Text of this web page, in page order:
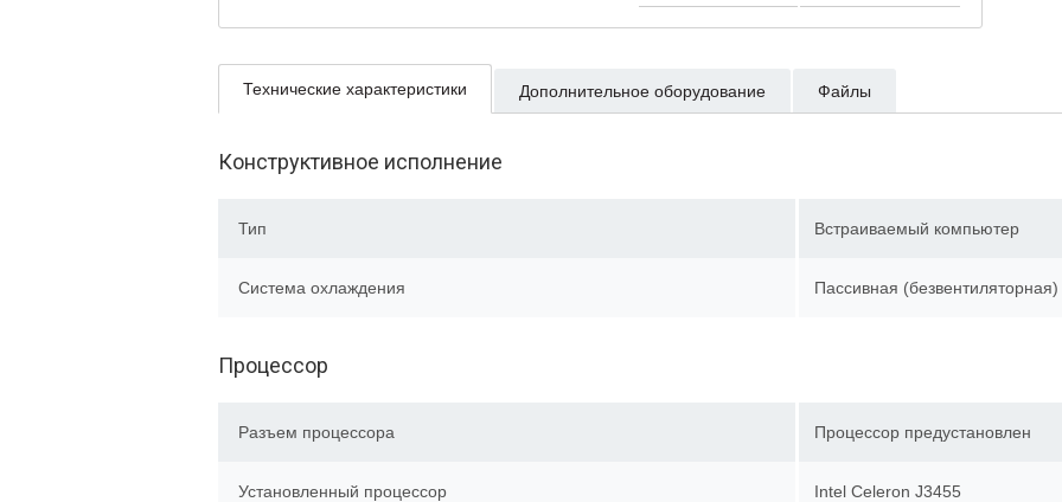
Технические характеристики Дополнительное оборудование Файлы
Конструктивное исполнение
Тип Встраиваемый компьютер
Система охлаждения Пассивная
Процессор
Разъем процессора Процессор предустановлен
Установленный процессор Intel Celeron J3455